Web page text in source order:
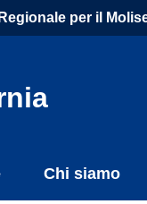
per il
Chi siamo